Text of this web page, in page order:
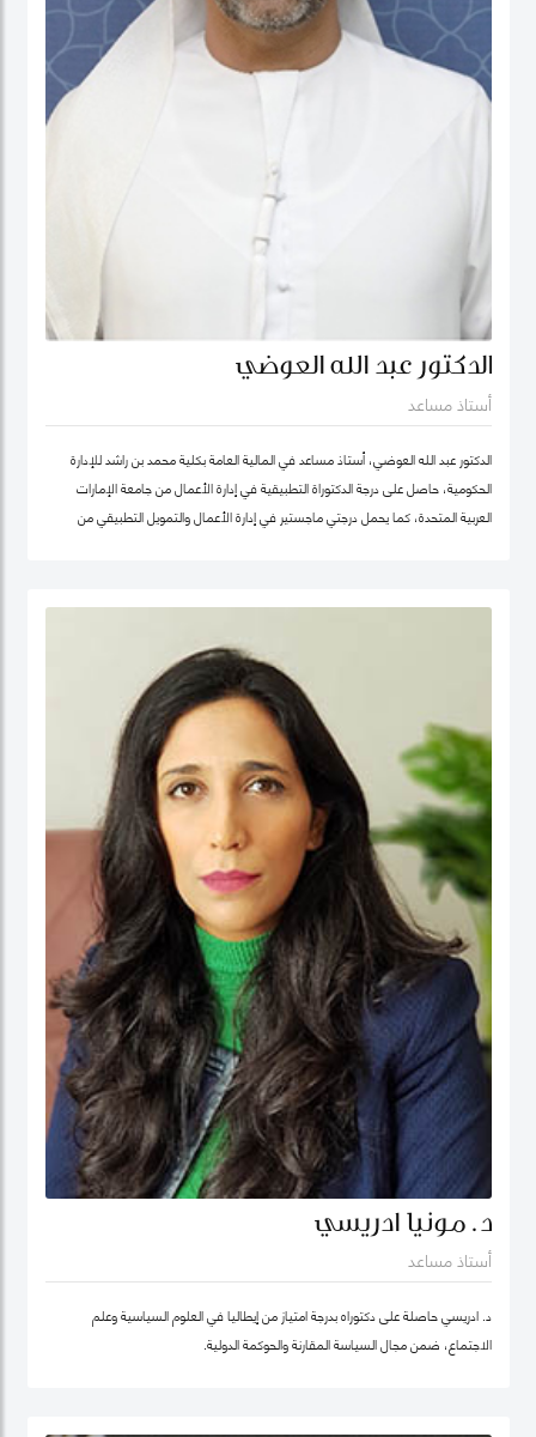
الدكتور عبد الله العوضي
أستاذ مساعد
الدكتور عبد الله العوضي، أستاذ مساعد في المالية العامة بكلية محمد بن راشد للإدارة
الحكومية، حاصل على درجة الدكتوراة التطبيقية في إدارة الأعمال من جامعة الإمارات
العربية المتحدة، كما يحمل درجتي ماجستير في إدارة الأعمال والتمويل التطبيقي من
الدكتور عبدالله، مستشار مالي لديه أكثر من 25 عامًا من الخبرة العملية في مجالات: المالية
والقطاع شبه الحكومي، والقطاع الخاص. كما أ، الدكتور عبد الله مدقق حسابات معتمد،
ووكيل ضرائب، وخبير قضائي، ومحكم.
د. مونيا ادريسي
أستاذ مساعد
د. ادريسي حاصلة على دكتوراه بدرجة امتياز من إيطاليا في العلوم السياسية وعلم
الاجتماع، ضمن مجال السياسة المقارنة والحوكمة الدولية.